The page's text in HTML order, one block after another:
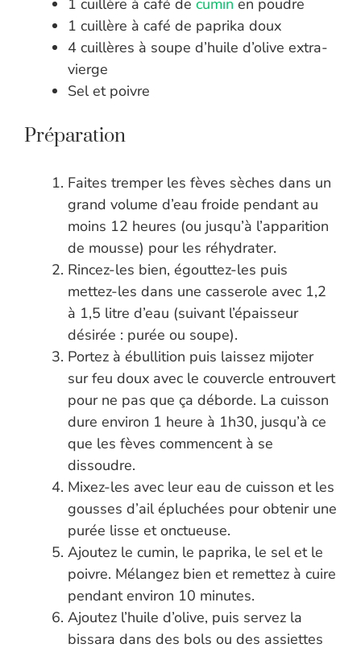
1 cuillère à café de cumin en poudre
1 cuillère à café de paprika doux
4 cuillères à soupe d’huile d’olive extra-
vierge
Sel et poivre
Préparation
Faites tremper les fèves sèches dans un
grand volume d’eau froide pendant au
moins 12 heures (ou jusqu’à l’apparition
de mousse) pour les réhydrater.
Rincez-les bien, égouttez-les puis
mettez-les dans une casserole avec 1,2
à 1,5 litre d’eau (suivant l’épaisseur
désirée : purée ou soupe).
Portez à ébullition puis laissez mijoter
sur feu doux avec le couvercle entrouvert
pour ne pas que ça déborde. La cuisson
dure environ 1 heure à 1h30, jusqu’à ce
que les fèves commencent à se
dissoudre.
Mixez-les avec leur eau de cuisson et les
gousses d’ail épluchées pour obtenir une
purée lisse et onctueuse.
Ajoutez le cumin, le paprika, le sel et le
poivre. Mélangez bien et remettez à cuire
pendant environ 10 minutes.
Ajoutez l’huile d’olive, puis servez la
bissara dans des bols ou des assiettes